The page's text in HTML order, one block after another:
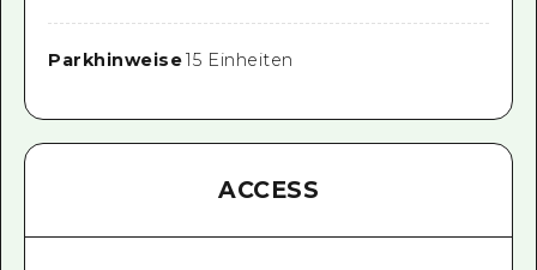
Parkhinweise15 Einheiten
ACCESS